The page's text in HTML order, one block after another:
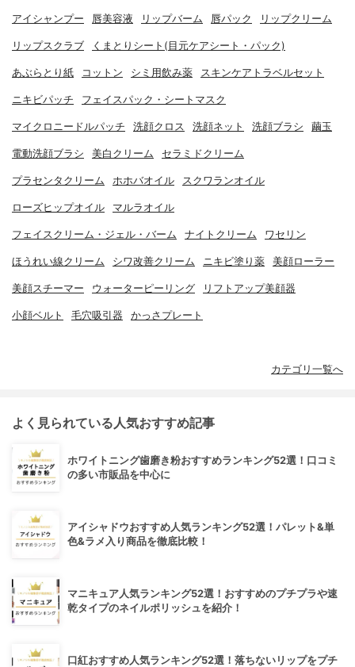
アイシャンプー 唇美容液 リップバーム 唇パック リップクリーム
リップスクラブ くまとりシート(目元ケアシート・パック)
あぶらとり紙 コットン シミ用飲み薬 スキンケアトラベルセット
ニキビパッチ フェイスパック・シートマスク
マイクロニードルパッチ 洗顔クロス 洗顔ネット 洗顔ブラシ 繭玉
電動洗顔ブラシ 美白クリーム セラミドクリーム
プラセンタクリーム ホホバオイル スクワランオイル
ローズヒップオイル マルラオイル
フェイスクリーム・ジェル・バーム ナイトクリーム ワセリン
ほうれい線クリーム シワ改善クリーム ニキビ塗り薬 美顔ローラー
美顔スチーマー ウォーターピーリング リフトアップ美顔器
小顔ベルト 毛穴吸引器 かっさプレート
カテゴリ一覧へ
よく見られている人気おすすめ記事
ホワイトニング歯磨き粉おすすめランキング52選！口コミ
の多い市販品を中心に
アイシャドウおすすめ人気ランキング52選！パレット&単
色&ラメ入り商品を徹底比較！
マニキュア人気ランキング52選！おすすめのプチプラや速
乾タイプのネイルポリッシュを紹介！
口紅おすすめ人気ランキング52選！落ちないリップをプチ